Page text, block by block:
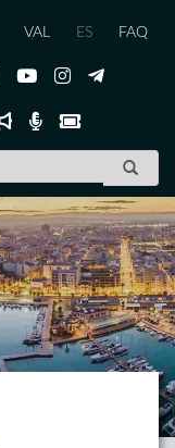
VAL ES FAQ